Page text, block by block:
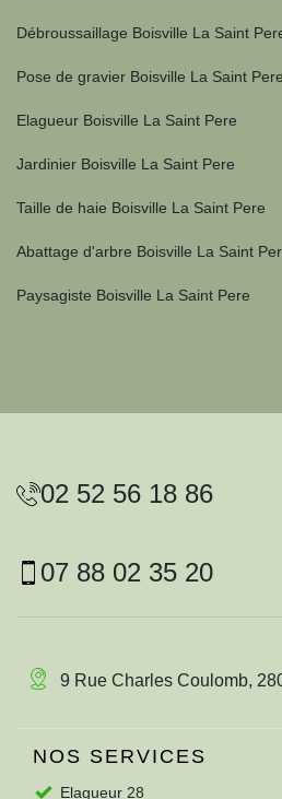
Débroussaillage Boisville La Saint
Pose de gravier Boisville La Saint Pere
Elagueur Boisville La Saint Pere
Jardinier Boisville La Saint Pere
Taille de haie Boisville La Saint Pere
Abattage d'arbre Boisville La Saint
Paysagiste Boisville La Saint Pere
02 52 56 18 86
07 88 02 35 20
9 Rue Charles Coulomb,
NOS SERVICES
Elagueur 28